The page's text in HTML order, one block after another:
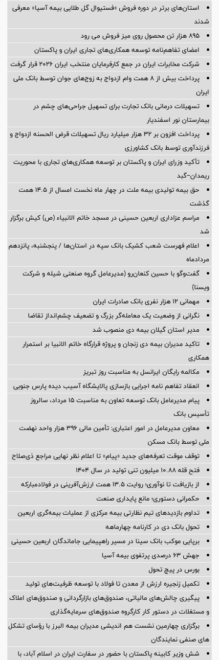
استان‌های برتر در دوره فروش «فستیوال گل طلایی بیمه آسیا» معرفی
شدند
895 هزار تن محصول روی میز فروش می رود
امضای تفاهم‌نامه توسعه همکاری‌های تجاری ایران و پاکستان
شرکت مخابرات ایران در جمع کارفرمایان منتخب ایران ۲۰۲۶ قرار گرفت
پرداخت بیش از ۸ همت وام ازدواج به زوج‌های جوان توسط بانک ملی
ایران
تسهیلات درمانی بانک تجارت برای تسهیل جراحی‌های چشم در
بیمارستان نور اسفندیار
پرداخت افزون بر 32 هزار میلیارد ریال تسهیلات قرض الحسنه ازدواج و
فرزندآوری توسط بانک کشاورزی
تأکید وزرای ایران و پاکستان بر توسعه همکاری‌های تجاری با محوریت
ریمدان–گبد
حق بیمه تولیدی بیمه ملت در چهار ماه نخست امسال از 14.5 همت
گذشت
مراسم عزاداری اربعین حسینی در مسجد خاتم ‌الانبیاء (ص) کیش برگزار
شد
اعلام فهرست شعب کشیک بانک سپه در استان‌ها / پنجشنبه، پانزدهم
مردادماه
گفت‌وگو با حسین كنعان‌رو (مدیرعامل گروه صنعتی شیله و شركت
ویسنا)
مهمانی ۱۲ هزار نفری بانک صادرات ایران
نگرانی از وضعیت یک معامله‌گر بزرگ و تضعیف چشم‌انداز تقاضا
مدیر استان گیلان بیمه دی منصوب شد
تاکید مدیران بیمه دی زنجان و پروژه قرارگاه خاتم الانبیا بر استمرار
همکاری
مکالمه رایگان ایرانسل به مناسبت روز تبریز
انعقاد تفاهم نامه اجرایی بازسازی پالایشگاه آسیب دیده پارس جنوبی
پیام مدیرعامل بانک توسعه تعاون به مناسبت 15 مرداد، سالروز
تأسیس بانک
معاون مدیرعامل در امور اعتباری: تأمین مالی ۳۹۶ هزار واحد نهضت
ملی توسط بانک مسکن
توقف موقت تعرفه‌های جدید «پیام» تا اعلام نظر نهایی مراجع ذی‌صلاح
فتح قله ۱۰.۸۸ میلیون تنی تولید در سال ۱۴۰۴
از بازیافت تا نوآوری؛ روایت ۱۳.۵ همت ارزش‌آفرینی در فولادمبارکه
حکمرانی دستوری؛ مانع پایداری صنعت
تداوم بازدیدهای تیم نظارتی بیمه مرکزی از عملیات بیمه‌گری اربعین
تحول بانک دی در کارنامه چهارماهه
برپایی موکب بانک سینا در مسیر راهپیمایی جاماندگان اربعین حسینی
جهش ۶۳ درصدی پرتفوی بیمه آسیا
بورس در پیچ تحول
تکمیل زنجیره ارزش از معدن تا فولاد با توسعه ظرفیت‌های تولید
پیگیری چالش‌های مالیاتی، صندوق‌های بازارگردانی و صندوق‌های املاک
و مستغلات در دستور کار کارگروه صندوق‌های سرمایه‌گذاری
برگزاری چهارمین نشست هم اندیشی مدیران بیمه البرز با رؤسای تشکل
های صنفی نمایندگان
شش وزیر کابینه پاکستان با حضور در سفارت ایران در اسلام آباد، با